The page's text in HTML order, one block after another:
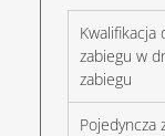
Kwalifikacja
zabiegu w
zabiegu
Pojedyncza